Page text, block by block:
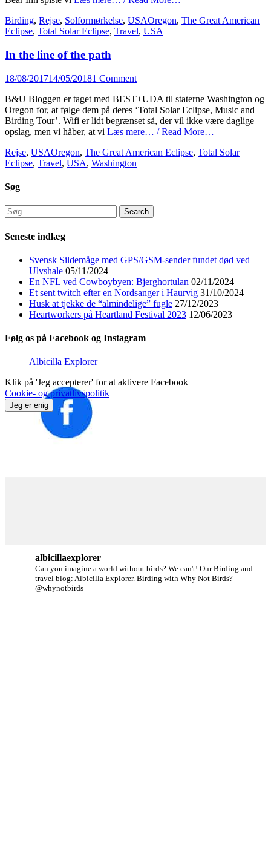
Categories
Birding, Rejse, Solformørkelse, USATags
Oregon, The Great American
Eclipse, Total Solar Eclipse, Travel, USA
In the line of the path
Posted
18/08/201714/05/20181 Comment
B&U Bloggen er taget med BEST+UDA til staterne Washington og
Oregon for, at følge dem på deres ‘Total Solar Eclipse, Music and
Birding Tour’. Wifi er lidt begrænset så, der vil ikke være daglige
opslag, men vi håber, at vi Læs mere… / Read More…
Categories
Rejse, USATags
Oregon, The Great American Eclipse, Total Solar
Eclipse, Travel, USA, Washington
Søg
Search
for:
Seneste indlæg
Svensk Sildemåge med GPS/GSM-sender fundet død ved
Ulvshale 05/11/2024
En NFL ved Cowboybyen: Bjerghortulan 02/11/2024
Et sent twitch efter en Nordsanger i Haurvig 31/10/2024
Husk at tjekke de “almindelige” fugle 27/12/2023
Heartworkers på Heartland Festival 2023 12/06/2023
Følg os på Facebook og Instagram
Albicilla Explorer
Klik på 'Jeg accepterer' for at aktivere Facebook
Cookie- og privatlivspolitik
Jeg er enig
albicillaexplorer
Can you imagine a world without birds? We can't! Our Birding and
travel blog: Albicilla Explorer. Birding with Why Not Birds?
@whynotbirds